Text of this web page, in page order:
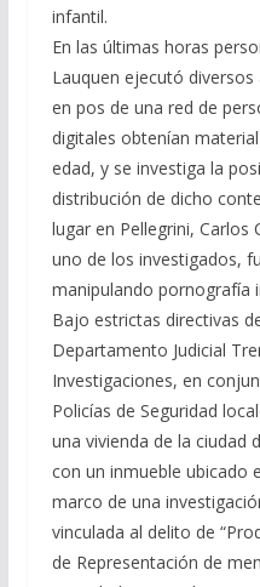
infantil.
En las últimas horas
Lauquen ejecutó
en pos de una red de
digitales obtenían
edad, y se investiga la
distribución de dicho
lugar en Pellegrini, Carlos
uno de los investigados,
manipulando pornografía
Bajo estrictas directivas
Departamento Judicial
Investigaciones, en
Policías de Seguridad
una vivienda de la ciudad
con un inmueble ubicado
marco de una
vinculada al delito de
de Representación de